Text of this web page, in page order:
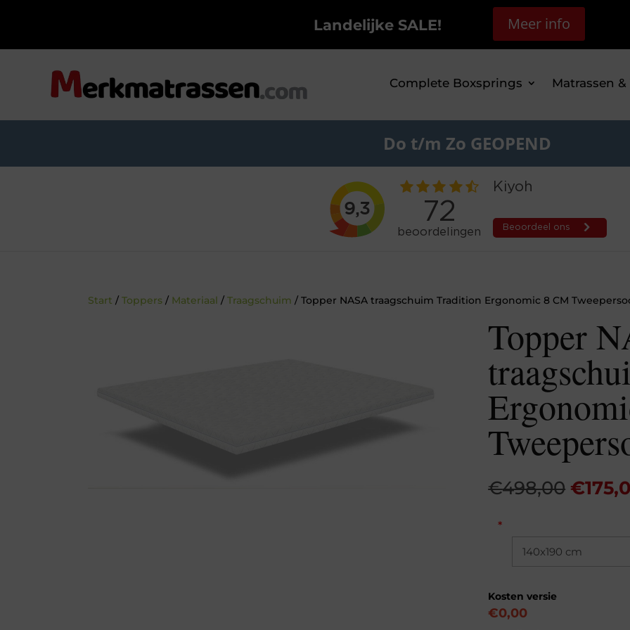
Landelijke SALE! Meer info
Complete Boxsprings Matrassen
Do t/m Zo GEOPEND
Start / Toppers/ Materiaal / Traagschuim / Topper NASA traagschuim Tradition Ergonomic 8 CM
Topper
€498,00 €
*
Kosten versie
€0,00